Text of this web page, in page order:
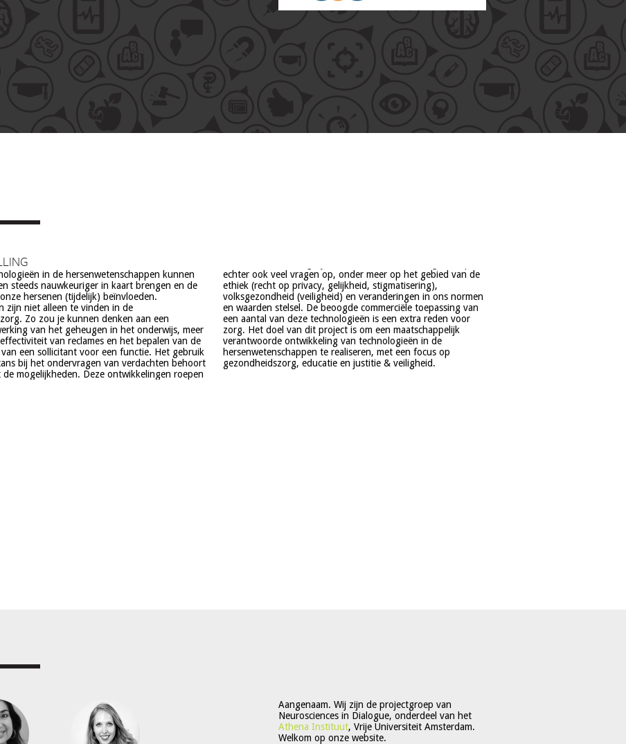
in de hersenwetenschappen kunnen
steeds nauwkeuriger in kaart brengen en de
hersenen (tijdelijk) beïnvloeden.
zijn niet alleen te vinden in de
Zo zou je kunnen denken aan een
van het geheugen in het onderwijs, meer
van reclames en het bepalen van de
een sollicitant voor een functie. Het gebruik
bij het ondervragen van verdachten behoort
de mogelijkheden. Deze ontwikkelingen roepen
vragen op, onder meer op het gebied van de
op privacy, gelijkheid, stigmatisering),
(veiligheid) en veranderingen in ons normen
De beoogde commerciële toepassing van
deze technologieën is een extra reden voor
van dit project is om een maatschappelijk
ontwikkeling van technologieën in de
te realiseren, met een focus op
gezondheidszorg, educatie en justitie & veiligheid.
Aangenaam. Wij zijn de projectgroep van
Neurosciences in Dialogue, onderdeel van het
Athena Instituut, Vrije Universiteit Amsterdam.
Welkom op onze website.